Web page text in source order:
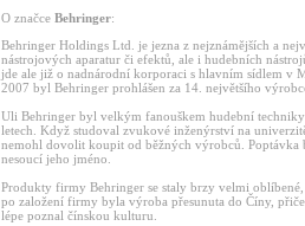
O značce Behringer:
Behringer Holdings Ltd. je jezna z nejznámějších a
nástrojových aparatur či efektů, ale i hudebních
jde ale již o nadnárodní korporaci s hlavním sídlem v
2007 byl Behringer prohlášen za 14. největšího
Uli Behringer byl velkým fanouškem hudební
letech. Když studoval zvukové inženýrství na
nemohl dovolit koupit od běžných výrobců.
nesoucí jeho jméno.
Produkty firmy Behringer se staly brzy velmi
po založení firmy byla výroba přesunuta do Číny,
lépe poznal čínskou kulturu.